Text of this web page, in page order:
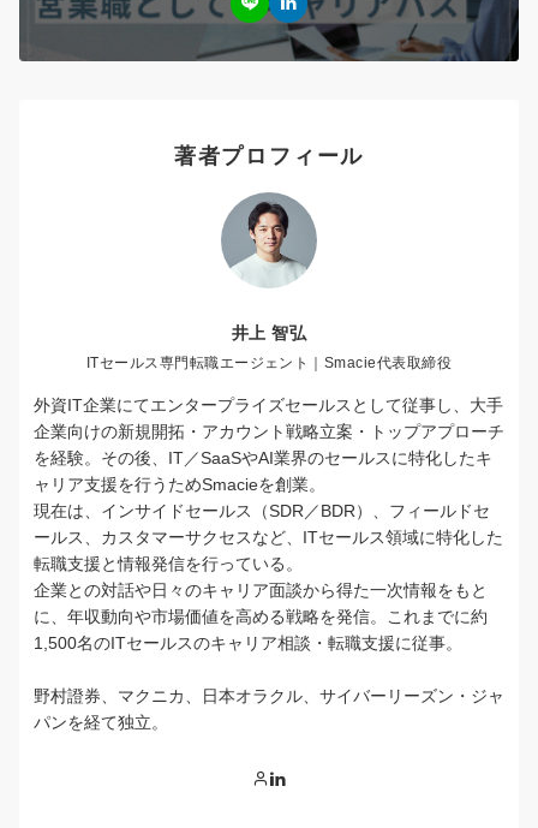
著者プロフィール
井上 智弘
ITセールス専門転職エージェント｜Smacie代表取締役
外資IT企業にてエンタープライズセールスとして従事し、大手
企業向けの新規開拓・アカウント戦略立案・トップアプローチ
を経験。その後、IT／SaaSやAI業界のセールスに特化したキ
ャリア支援を行うためSmacieを創業。
現在は、インサイドセールス（SDR／BDR）、フィールドセ
ールス、カスタマーサクセスなど、ITセールス領域に特化した
転職支援と情報発信を行っている。
企業との対話や日々のキャリア面談から得た一次情報をもと
に、年収動向や市場価値を高める戦略を発信。これまでに約
1,500名のITセールスのキャリア相談・転職支援に従事。
野村證券、マクニカ、日本オラクル、サイバーリーズン・ジャ
パンを経て独立。